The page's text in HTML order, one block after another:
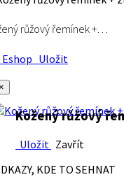
růžový řemínek +…
Uložit
Kožený růžový
Uložit Zavřít
KDE TO SEHNAT